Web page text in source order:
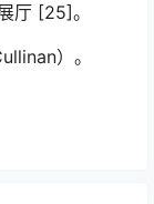
厅 [25]。
）。